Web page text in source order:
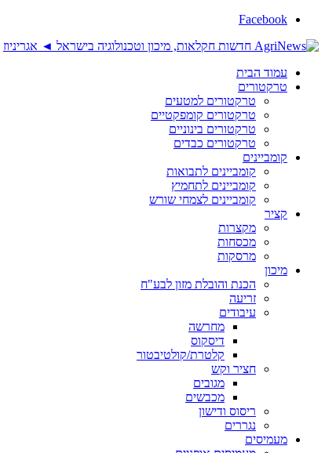
Facebook
עמוד הבית
טרקטורים
טרקטורים למטעים
טרקטורים קומפקטיים
טרקטורים בינוניים
טרקטורים כבדים
קומביינים
קומביינים לתבואות
קומביינים לתחמיץ
קומביינים לצמחי שורש
קציר
מקצרות
מכסחות
מרסקות
מיכון
הכנת והובלת מזון לבע"ח
זריעה
עיבודים
מחרשה
דיסקוס
קלטרת/קולטיבטור
חציר וקש
מגובים
מכבשים
ריסוס ודישון
נגררים
מעמיסים